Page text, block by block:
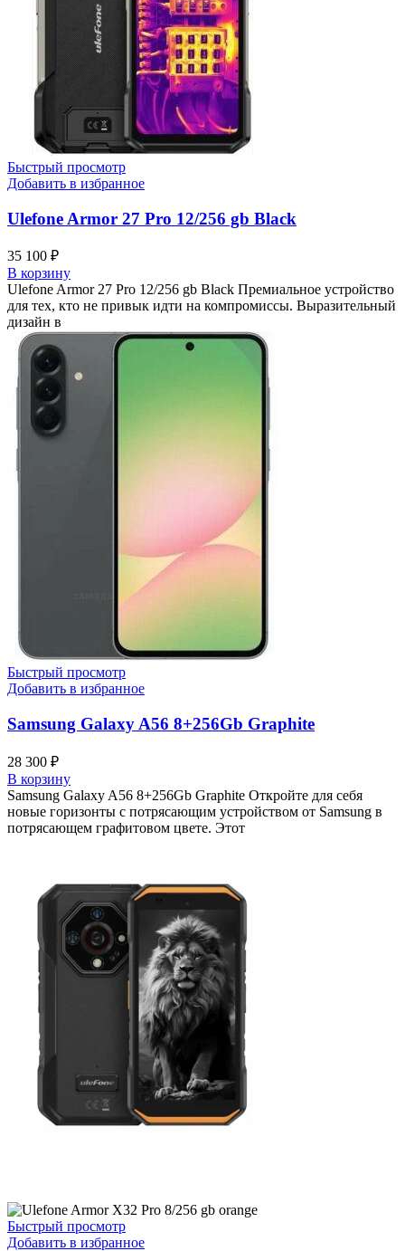
Быстрый просмотр
Добавить в избранное
Ulefone Armor 27 Pro 12/256 gb Black
35 100 ₽
В корзину
Ulefone Armor 27 Pro 12/256 gb Black Премиальное устройство
для тех, кто не привык идти на компромиссы. Выразительный
дизайн в
Быстрый просмотр
Добавить в избранное
Samsung Galaxy A56 8+256Gb Graphite
28 300 ₽
В корзину
Samsung Galaxy A56 8+256Gb Graphite Откройте для себя
новые горизонты с потрясающим устройством от Samsung в
потрясающем графитовом цвете. Этот
Быстрый просмотр
Добавить в избранное